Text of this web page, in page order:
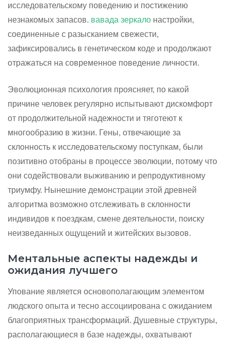
исследовательскому поведению и постижению
незнакомых запасов. вавада зеркало настройки,
соединенные с разысканием свежести,
зафиксировались в генетическом коде и продолжают
отражаться на современное поведение личности.
Эволюционная психология проясняет, по какой
причине человек регулярно испытывают дискомфорт
от продолжительной надежности и тяготеют к
многообразию в жизни. Гены, отвечающие за
склонность к исследовательскому поступкам, были
позитивно отобраны в процессе эволюции, потому что
они содействовали выживанию и репродуктивному
триумфу. Нынешние демонстрации этой древней
алгоритма возможно отслеживать в склонности
индивидов к поездкам, смене деятельности, поиску
неизведанных ощущений и житейских вызовов.
Ментальные аспекты надежды и
ожидания лучшего
Упование является основополагающим элементом
людского опыта и тесно ассоциирована с ожиданием
благоприятных трансформаций. Душевные структуры,
располагающиеся в базе надежды, охватывают